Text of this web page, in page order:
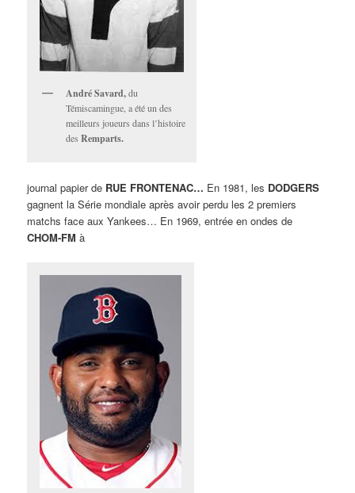
André Savard,du
Témiscamingue, a été un des
meilleurs joueurs dans l’histoire
desRemparts.
journal papier de RUE FRONTENAC… En 1981, les DODGERS
gagnent la Série mondiale après avoir perdu les 2 premiers
matchs face aux Yankees… En 1969, entrée en ondes de
CHOM-FM à